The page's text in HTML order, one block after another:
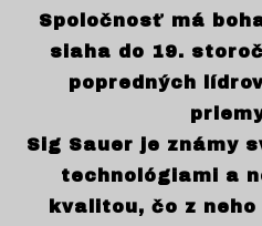
Spoločnosť má
siaha do 19.
popredných
Sig Sauer je známy
technológiami a
kvalitou, čo z